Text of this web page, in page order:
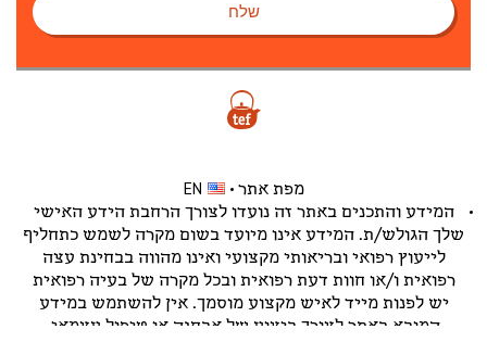
שלח
מפת אתר
EN
המידע והתכנים באתר זה נועדו לצורך הרחבת הידע האישי
שלך הגולש/ת. המידע אינו מיועד בשום מקרה לשמש כתחליף
לייעוץ רפואי ובריאותי מקצועי ואינו מהווה בבחינת עצה
רפואית ו/או חוות דעת רפואית ובכל מקרה של בעיה רפואית
יש לפנות מייד לאיש מקצוע מוסמך. אין להשתמש במידע
המובא באתר לצורך ביצוע של אבחנה או טיפול עצמאי.